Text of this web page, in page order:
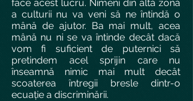
face acest lucru. Nimeni din altă zonă
a culturii nu va veni să ne întindă o
mână de ajutor. Ba mai mult, acea
mână nu ni se va întinde decât dacă
vom fi suficient de puternici să
pretindem acel sprijin care nu
înseamnă nimic mai mult decât
scoaterea întregii bresle dintr-o
ecuație a discriminării.